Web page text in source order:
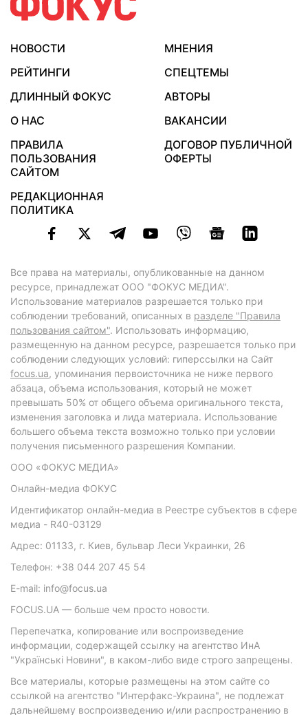
НОВОСТИ
МНЕНИЯ
РЕЙТИНГИ
СПЕЦТЕМЫ
ДЛИННЫЙ ФОКУС
АВТОРЫ
О НАС
ВАКАНСИИ
ПРАВИЛА
ПОЛЬЗОВАНИЯ
САЙТОМ
ДОГОВОР ПУБЛИЧНОЙ
ОФЕРТЫ
РЕДАКЦИОННАЯ
ПОЛИТИКА
Все права на материалы, опубликованные на данном
ресурсе, принадлежат ООО "ФОКУС МЕДИА".
Использование материалов разрешается только при
соблюдении требований, описанных в разделе "Правила
пользования сайтом". Использовать информацию,
размещенную на данном ресурсе, разрешается только при
соблюдении следующих условий: гиперссылки на Сайт
focus.ua, упоминания первоисточника не ниже первого
абзаца, объема использования, который не может
превышать 50% от общего объема оригинального текста,
изменения заголовка и лида материала. Использование
большего объема текста возможно только при условии
получения письменного разрешения Компании.
ООО «ФОКУС МЕДИА»
Онлайн-медиа ФОКУС
Идентификатор онлайн-медиа в Реестре субъектов в сфере
медиа - R40-03129
Адрес: 01133, г. Киев, бульвар Леси Украинки, 26
Телефон: +38 044 207 45 54
E-mail: info@focus.ua
FOCUS.UA — больше чем просто новости.
Перепечатка, копирование или воспроизведение
информации, содержащей ссылку на агентство ИнА
"Українські Новини", в каком-либо виде строго запрещены.
Все материалы, которые размещены на этом сайте со
ссылкой на агентство "Интерфакс-Украина", не подлежат
дальнейшему воспроизведению и/или распространению в